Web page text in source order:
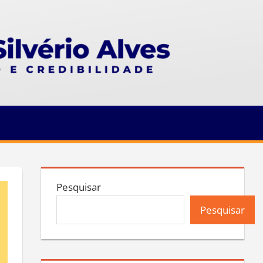
Pesquisar
Pesquisar